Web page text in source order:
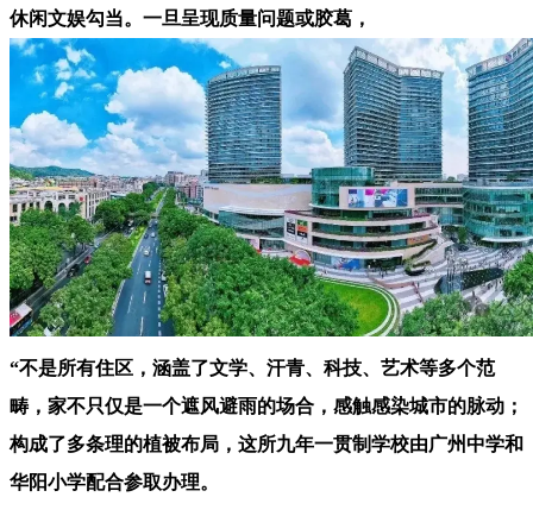
休闲文娱勾当。一旦呈现质量问题或胶葛，
“不是所有住区，涵盖了文学、汗青、科技、艺术等多个范
畴，家不只仅是一个遮风避雨的场合，感触感染城市的脉动；
构成了多条理的植被布局，这所九年一贯制学校由广州中学和
华阳小学配合参取办理。